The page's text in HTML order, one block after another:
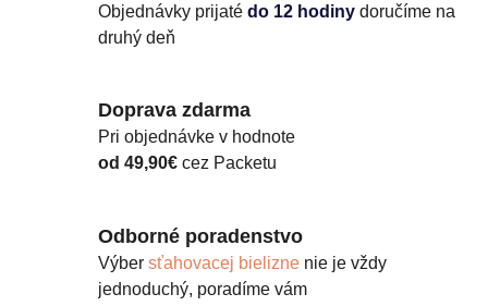
Objednávky prijaté do 12 hodiny doručíme na
druhý deň
Doprava zdarma
Pri objednávke v hodnote
od 49,90€ cez Packetu
Odborné poradenstvo
Výber sťahovacej bielizne nie je vždy
jednoduchý, poradíme vám